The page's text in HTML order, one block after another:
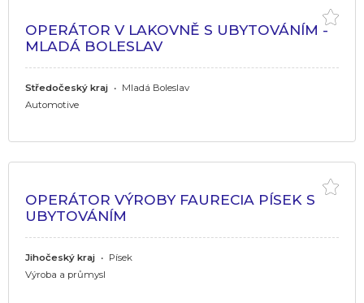
OPERÁTOR V LAKOVNĚ S UBYTOVÁNÍM -
MLADÁ BOLESLAV
Středočeský kraj • Mladá Boleslav
Automotive
OPERÁTOR VÝROBY FAURECIA PÍSEK S
UBYTOVÁNÍM
Jihočeský kraj • Písek
Výroba a průmysl